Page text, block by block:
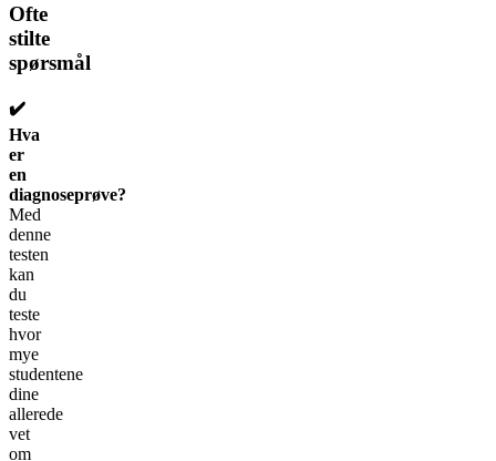
Ofte
stilte
spørsmål
✔️
Hva
er
en
diagnoseprøve?
Med
denne
testen
kan
du
teste
hvor
mye
studentene
dine
allerede
vet
om